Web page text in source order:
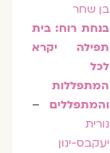
בן שחר
בנחת רוח: בית
תפילה יקרא
לכל
המתפללות
והמתפללים
נורית
יעקבס-ינון